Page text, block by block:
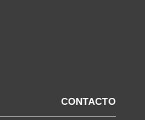
CONTACTO